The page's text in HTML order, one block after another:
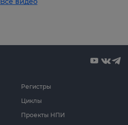
Циклы
Проекты НПИ
Регистры